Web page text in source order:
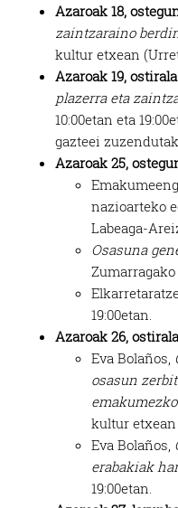
Azaroak 18,
zaintzaraino
kultur etxean
Azaroak 19,
plazerra eta
10:00etan eta
gazteei
Azaroak 25,
nazioarteko
Labeaga-
Osasuna
Zumarragako
19:00etan.
Azaroak 26,
Eva Bolaños,
osasun
kultur etxean
Eva Bolaños,
erabakiak
19:00etan.